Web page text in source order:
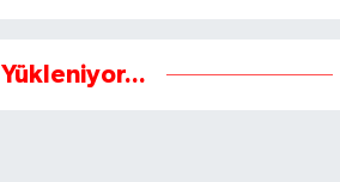
Yükleniyor...